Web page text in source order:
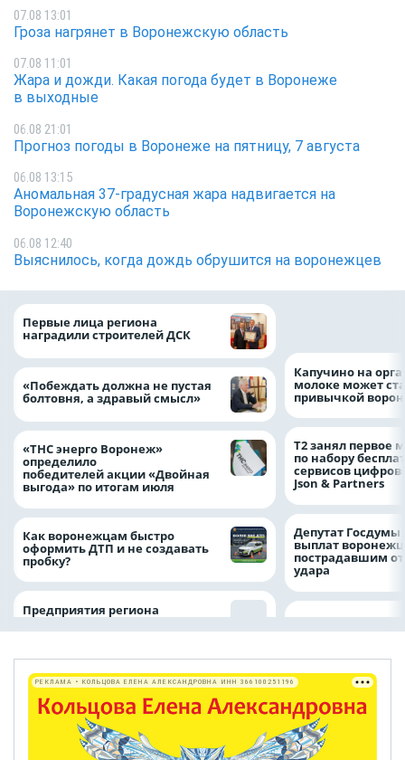
07.08 13:01
Гроза нагрянет в Воронежскую область
07.08 11:01
Жара и дожди. Какая погода будет в Воронеже
в выходные
06.08 21:01
Прогноз погоды в Воронеже на пятницу, 7 августа
06.08 13:15
Аномальная 37-градусная жара надвигается на
Воронежскую область
06.08 12:40
Выяснилось, когда дождь обрушится на воронежцев
Первые лица региона
наградили строителей ДСК
«Побеждать должна не пустая
болтовня, а здравый смысл»
«ТНС энерго Воронеж»
определило
победителей акции «Двойная
выгода» по итогам июля
Как воронежцам быстро
оформить ДТП и не создавать
пробку?
Предприятия региона
Капучино на
молоке может
привычкой
Т2 занял первое
по набору
сервисов
Json & Partners
Депутат Госдумы
выплат
пострадавшим от
удара
РЕКЛАМА • КОЛЬЦОВА ЕЛЕНА АЛЕКСАНДРОВНА ИНН 366100251196